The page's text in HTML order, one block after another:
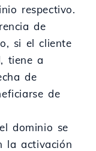
respectivo.
de
si el cliente
tiene a
de
de
dominio se
la activación